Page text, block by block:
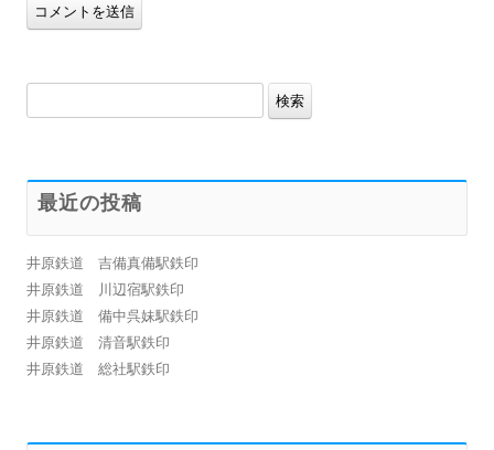
索:
最近の投稿
井原鉄道 吉備真備駅鉄印
井原鉄道 川辺宿駅鉄印
井原鉄道 備中呉妹駅鉄印
井原鉄道 清音駅鉄印
井原鉄道 総社駅鉄印